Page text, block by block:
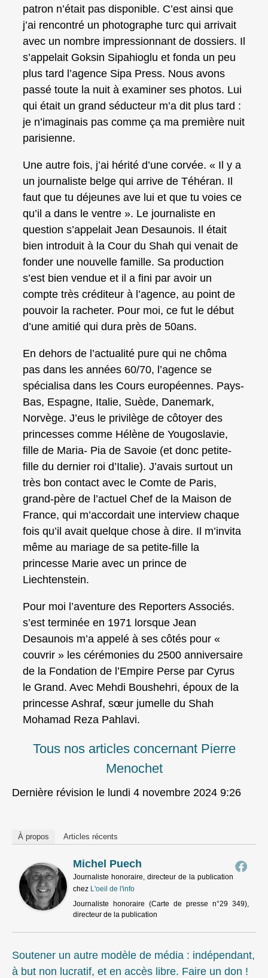
patron n’était pas disponible. C’est ainsi que
j’ai rencontré un photographe turc qui arrivait
avec un nombre impressionnant de dossiers. Il
s’appelait Goksin Sipahioglu et fonda un peu
plus tard l’agence Sipa Press. Nous avons
passé toute la nuit à examiner ses photos. Lui
qui était un grand séducteur m’a dit plus tard :
je n’imaginais pas comme ça ma première nuit
parisienne.
Une autre fois, j’ai hérité d’une corvée. « Il y a
un journaliste belge qui arrive de Téhéran. Il
faut que tu déjeunes ave lui et que tu voies ce
qu’il a dans le ventre ». Le journaliste en
question s’appelait Jean Desaunois. Il était
bien introduit à la Cour du Shah qui venait de
fonder une nouvelle famille. Sa production
s’est bien vendue et il a fini par avoir un
compte très créditeur à l’agence, au point de
pouvoir la racheter. Pour moi, ce fut le début
d’une amitié qui dura près de 50ans.
En dehors de l’actualité pure qui ne chôma
pas dans les années 60/70, l’agence se
spécialisa dans les Cours européennes. Pays-
Bas, Espagne, Italie, Suède, Danemark,
Norvège. J’eus le privilège de côtoyer des
princesses comme Hélène de Yougoslavie,
fille de Maria- Pia de Savoie (et donc petite-
fille du dernier roi d’Italie). J’avais surtout un
très bon contact avec le Comte de Paris,
grand-père de l’actuel Chef de la Maison de
France, qui m’accordait une interview chaque
fois qu’il avait quelque chose à dire. Il m’invita
même au mariage de sa petite-fille la
princesse Marie avec un prince de
Liechtenstein.
Pour moi l’aventure des Reporters Associés.
s’est terminée en 1971 lorsque Jean
Desaunois m’a appelé à ses côtés pour «
couvrir » les cérémonies du 2500 anniversaire
de la Fondation de l’Empire Perse par Cyrus
le Grand. Avec Mehdi Boushehri, époux de la
princesse Ashraf, sœur jumelle du Shah
Mohamad Reza Pahlavi.
Tous nos articles concernant Pierre
Menochet
Dernière révision le lundi 4 novembre 2024 9:26
À propos Articles récents
Michel Puech
Journaliste honoraire, directeur de la publication
chez L'oeil de l'info
Journaliste honoraire (Carte de presse n°29 349),
directeur de la publication
Soutener un autre modèle de média : indépendant,
à but non lucratif, et en accès libre. Faire un don !